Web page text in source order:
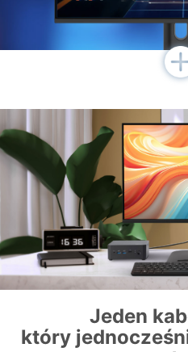
Jeden
który